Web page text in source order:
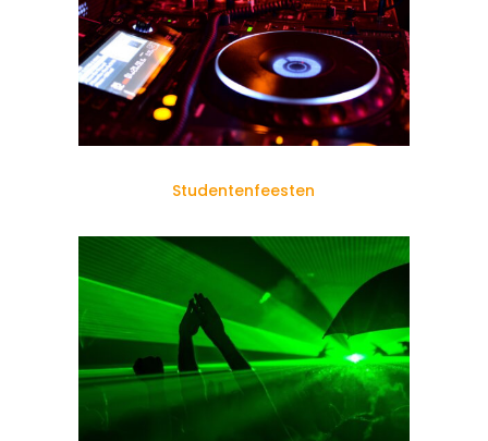
Studentenfeesten